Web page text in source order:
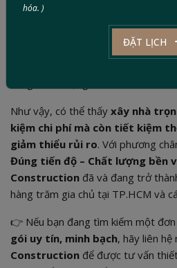
Ngoài ra, nhờ hệ thống cung ứng
mức giá cạnh tranh hơn
Như vậy, có thể thấy xây nhà
kiệm chi phí mà còn tiết kiệm
giảm thiểu rủi ro. Với phương
Đúng tiến độ – Chất lượng bền
Construction đã và đang trở
hàng trăm gia chủ tại TP.HCM và
👉 Nếu bạn đang tìm kiếm một
gói uy tín, minh bạch, hãy liên hệ
Construction để được tư vấn
hóa. )
ĐẶT LỊCH